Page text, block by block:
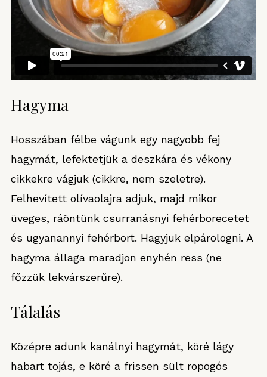
Hagyma
Hosszában félbe vágunk egy nagyobb fej
hagymát, lefektetjük a deszkára és vékony
cikkekre vágjuk (cikkre, nem szeletre).
Felhevített olívaolajra adjuk, majd mikor
üveges, ráöntünk csurranásnyi fehérborecetet
és ugyanannyi fehérbort. Hagyjuk elpárologni. A
hagyma állaga maradjon enyhén ress (ne
főzzük lekvárszerűre).
Tálalás
Középre adunk kanálnyi hagymát, köré lágy
habart tojás, e köré a frissen sült ropogós